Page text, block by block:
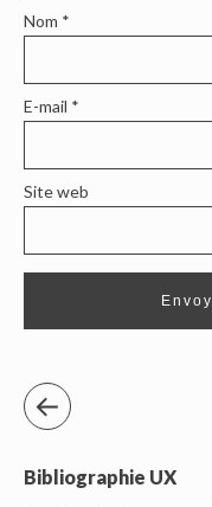
Nom *
E-mail *
Site web
Bibliographie UX